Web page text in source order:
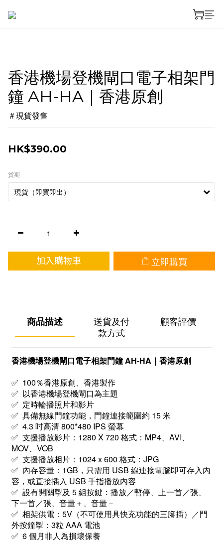
香港機場登機閘口電子相架門
鐘 AH-HA｜香港原創
＃現貨發售
HK$390.00
貨期
加入購物車 立即購買
商品描述
送貨及付
款方式
顧客評價
香港機場登機閘口電子相架門鐘 AH-HA｜香港原創
✅ 100％香港原創、香港製作
✅ 以香港機場登機閘口為主題
✅ 定時輪播照片和影片
✅ 具備無線門鐘功能，門鐘連接範圍約 15 米
✅ 4.3 吋高清 800*480 IPS 螢幕
✅ 支援播放影片：1280 X 720 格式：MP4、AVI、
MOV、VOB
✅ 支援播放相片：1024 x 600 格式：JPG
✅ 內存容量：1GB，只需用 USB 線連接電腦即可存入內
容，或直接插入 USB 手指播放內容
✅ 設有開關掣及 5 組按鍵：播放／暫停、上一首／張、
下一首／張、音量＋、音量－
✅ 相架供電：5V（不可使用具快充功能的三腳插）／門
外按鐘掣：3粒 AAA 電池
✅ 6 個月非人為損壞保養